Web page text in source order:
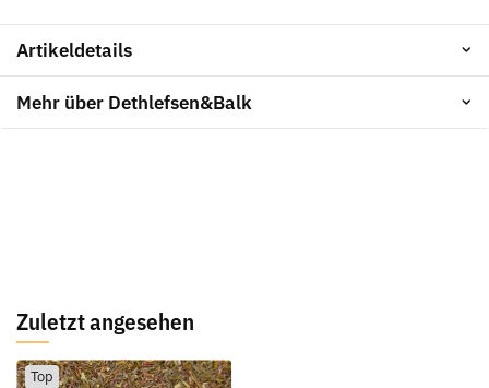
Artikeldetails
Mehr über Dethlefsen&Balk
Zuletzt angesehen
Top